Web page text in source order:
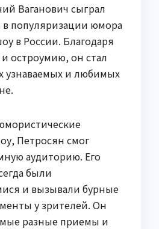
Ваганович сыграл
популяризации юмора
в России. Благодаря
и остроумию, он стал
узнаваемых и любимых
Петросян смог
аудиторию. Его
были
и вызывали бурные
у зрителей. Он
разные приемы и